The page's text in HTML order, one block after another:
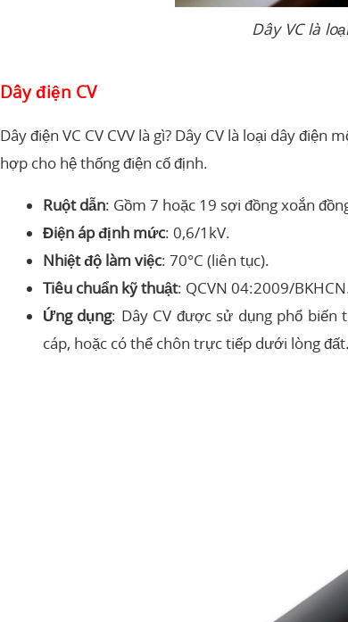
Dây VC là
Dây điện CV
Dây điện VC CV CVV là gì? Dây CV là loại dây
hợp cho hệ thống điện cố định.
Ruột dẫn: Gồm 7 hoặc 19 sợi đồng xoắn
Điện áp định mức: 0,6/1kV.
Nhiệt độ làm việc: 70°C (liên tục).
Tiêu chuẩn kỹ thuật: QCVN 04:2009/
Ứng dụng: Dây CV được sử dụng phổ
cáp, hoặc có thể chôn trực tiếp dưới lòng đất.